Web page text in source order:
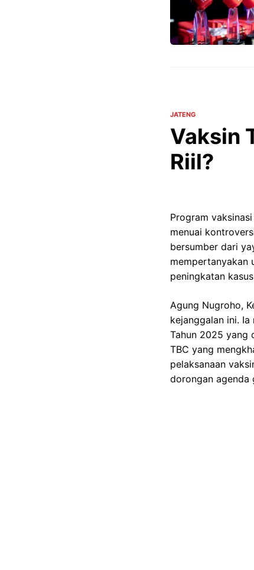
JATENG
Vaksin
Riil?
Program
menuai
bersumber dari
mempertanyakan
peningkatan
Agung Nugroho,
kejanggalan ini.
Tahun 2025 yang
TBC yang
pelaksanaan
dorongan agenda